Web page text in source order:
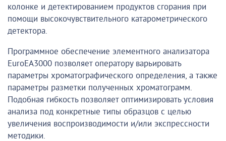
колонке и детектированием продуктов сгорания при
помощи высокочувствительного катарометрического
детектора.
Программное обеспечение элементного анализатора
EuroEA3000 позволяет оператору варьировать
параметры хроматографического определения, а также
параметры разметки полученных хроматограмм.
Подобная гибкость позволяет оптимизировать условия
анализа под конкретные типы образцов с целью
увеличения воспроизводимости и/или экспрессности
методики.